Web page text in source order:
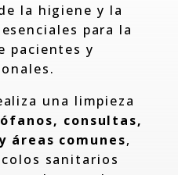
la higiene y la
para la
pacientes y
una limpieza
consultas,
áreas comunes,
sanitarios